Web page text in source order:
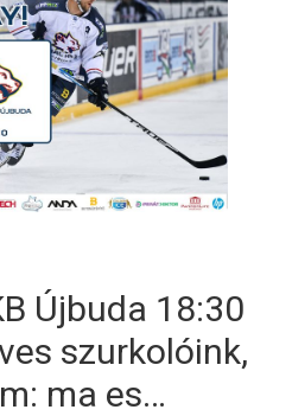
Újbuda 18:30
szurkolóink,
ma es…